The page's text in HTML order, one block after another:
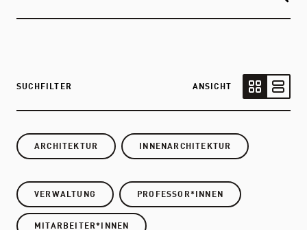
SUCHFILTER
ANSICHT
ARCHITEKTUR INNENARCHITEKTUR
VERWALTUNG PROFESSOR*INNEN
MITARBEITER*INNEN